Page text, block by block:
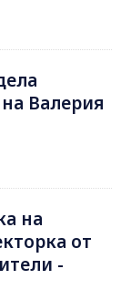
Валерия
на
от
-